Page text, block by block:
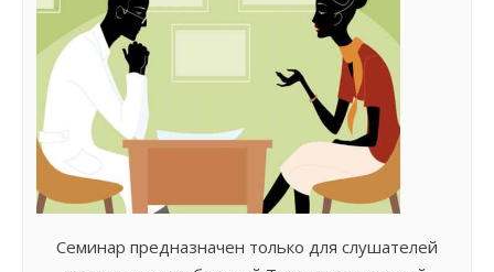
Семинар предназначен только для слушателей